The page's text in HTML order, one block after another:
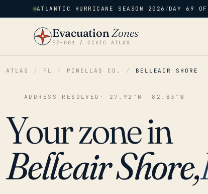
ATLANTIC HURRICANE SEASON 2026 /DAY 69
EvacuationZones
EZ–001 / CIVIC ATLAS
ATLAS / FL / PINELLAS CO. / BELLEAIR SHORE
ADDRESS RESOLVED · 27.92°N -82.83°W
Your zone in
Belleair Shore,